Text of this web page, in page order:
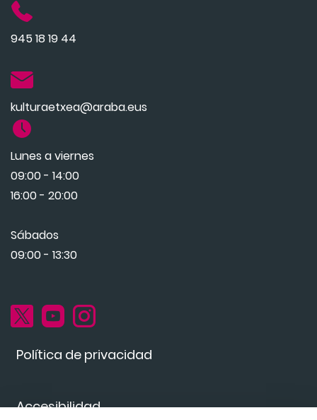
Política de privacidad
Accesibilidad
945 18 19 44
kulturaetxea@araba.eus
Lunes a viernes
09:00 - 14:00
16:00 - 20:00
Sábados
09:00 - 13:30